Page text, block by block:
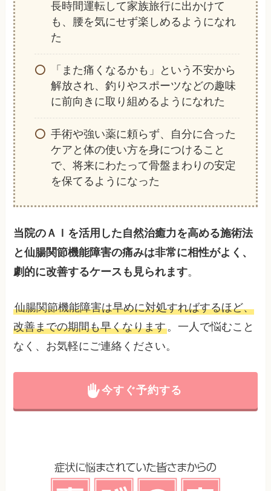
長時間運転して家族旅行に出かけて
も、腰を気にせず楽しめるようになれ
た
「また痛くなるかも」という不安から
解放され、釣りやスポーツなどの趣味
に前向きに取り組めるようになれた
手術や強い薬に頼らず、自分に合った
ケアと体の使い方を身につけること
で、将来にわたって骨盤まわりの安定
を保てるようになった
当院のＡＩを活用した自然治癒力を高める施術法
と仙腸関節機能障害の痛みは非常に相性がよく、
劇的に改善するケースも見られます。
仙腸関節機能障害は早めに対処すればするほど、
改善までの期間も早くなります。一人で悩むこと
なく、お気軽にご連絡ください。
今すぐ予約する